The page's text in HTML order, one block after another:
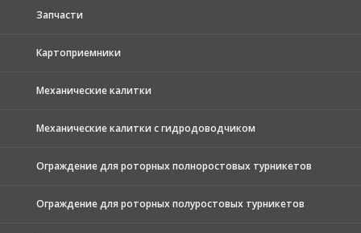
Запчасти
Картоприемники
Механические калитки
Механические калитки с гидродоводчиком
Ограждение для роторных полноростовых турникетов
Ограждение для роторных полуростовых турникетов